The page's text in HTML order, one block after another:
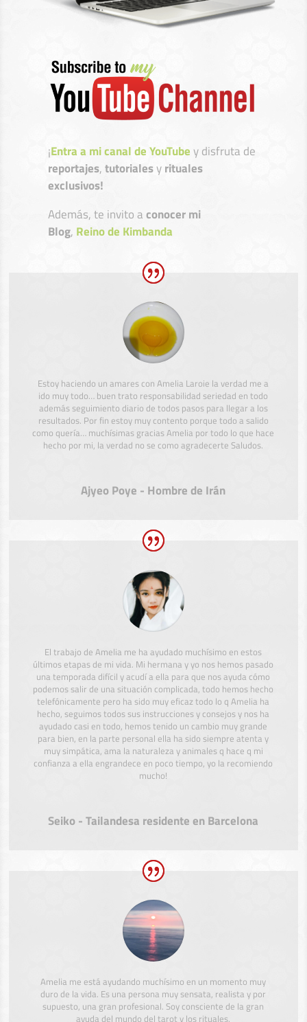
¡Entra a mi canal de YouTubey disfruta de
reportajes,tutorialesyrituales
exclusivos!
Además, te invito aconocer mi
Blog, Reino de Kimbanda
Estoy haciendo un amares con Amelia Laroie la verdad me a
ido muy todo… buen trato responsabilidad seriedad en todo
además seguimiento diario de todos pasos para llegar a los
resultados. Por fin estoy muy contento porque todo a salido
como quería… muchísimas gracias Amelia por todo lo que hace
hecho por mi, la verdad no se como agradecerte Saludos.
Ajyeo Poye - Hombre de Irán
El trabajo de Amelia me ha ayudado muchísimo en estos
últimos etapas de mi vida. Mi hermana y yo nos hemos pasado
una temporada difícil y acudí a ella para que nos ayuda cómo
podemos salir de una situación complicada, todo hemos hecho
telefónicamente pero ha sido muy eficaz todo lo q Amelia ha
hecho, seguimos todos sus instrucciones y consejos y nos ha
ayudado casi en todo, hemos tenido un cambio muy grande
para bien, en la parte personal ella ha sido siempre atenta y
muy simpática, ama la naturaleza y animales q hace q mi
confianza a ella engrandece en poco tiempo, yo la recomiendo
mucho!
Seiko - Tailandesa residente en Barcelona
Amelia me está ayudando muchísimo en un momento muy
duro de la vida. Es una persona muy sensata, realista y por
supuesto, una gran profesional. Soy consciente de la gran
ayuda del mundo del tarot y los rituales.